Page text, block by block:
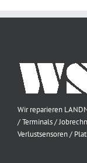
Wir reparieren
/ Terminals /
Verlustsensoren /